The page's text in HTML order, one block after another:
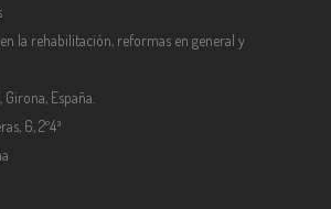
la rehabilitación, reformas en general y
España.
6, 2º4ª